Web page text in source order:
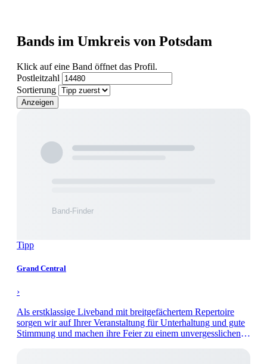
Bands im Umkreis von Potsdam
Klick auf eine Band öffnet das Profil.
Postleitzahl
Sortierung
Anzeigen
Tipp
Grand Central
›
Als erstklassige Liveband mit breitgefächertem Repertoire
sorgen wir auf Ihrer Veranstaltung für Unterhaltung und gute
Stimmung und machen ihre Feier zu einem unvergesslichen